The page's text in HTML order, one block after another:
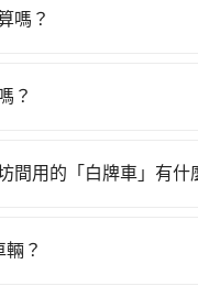
的計程車，搭上小黃
了，苗栗縣少部分小
人以下要乘車，也可
天為單位，小轎車如
由於絕大多數的租車
另外承租過程繁瑣，
嗎？
省高達$2,800。但如
計費，約有34%會採
？
診、登山露營、學生
間用的「白牌車」有什
些私家車充當營業用
？